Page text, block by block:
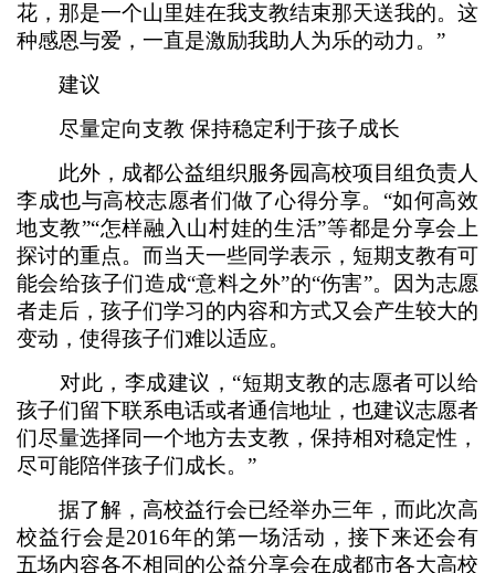
花，那是一个山里娃在我支教结束那天送我的。这
种感恩与爱，一直是激励我助人为乐的动力。”
建议
尽量定向支教 保持稳定利于孩子成长
此外，成都公益组织服务园高校项目组负责人
李成也与高校志愿者们做了心得分享。“如何高效
地支教”“怎样融入山村娃的生活”等都是分享会上
探讨的重点。而当天一些同学表示，短期支教有可
能会给孩子们造成“意料之外”的“伤害”。因为志愿
者走后，孩子们学习的内容和方式又会产生较大的
变动，使得孩子们难以适应。
对此，李成建议，“短期支教的志愿者可以给
孩子们留下联系电话或者通信地址，也建议志愿者
们尽量选择同一个地方去支教，保持相对稳定性，
尽可能陪伴孩子们成长。”
据了解，高校益行会已经举办三年，而此次高
校益行会是2016年的第一场活动，接下来还会有
五场内容各不相同的公益分享会在成都市各大高校